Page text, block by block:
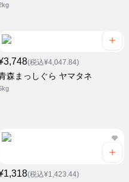
(税込¥4,047.84)
森まっしぐら ヤマタネ
(税込¥1,423.44)